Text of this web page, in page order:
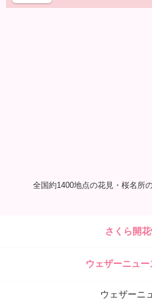
全国約1400地点の花見・桜名所
さくら開
ウェザーニュー
ウェザーニ